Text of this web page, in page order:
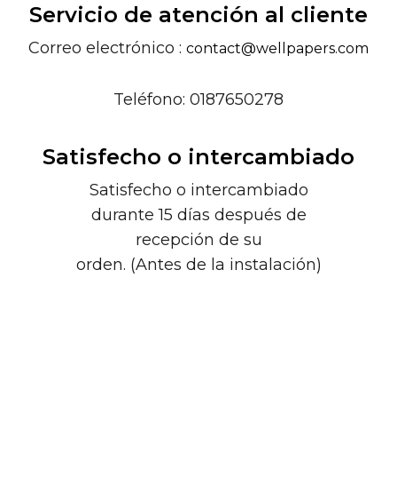
Servicio de atención al cliente
Correo electrónico : contact@wellpapers.com
Teléfono: 0187650278
Satisfecho o intercambiado
Satisfecho o intercambiado
durante 15 días después de
recepción de su
orden. (Antes de la instalación)